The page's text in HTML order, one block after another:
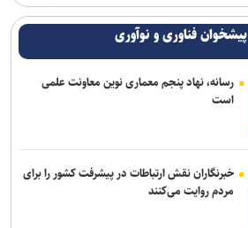
پیشخوان فناوری و نوآوری
رسانه، نهاد پنجم معماری نوین معاونت علمی
است
خبرنگاران نقش ارتباطات در پیشرفت کشور را برای
مردم روایت می‌کنند